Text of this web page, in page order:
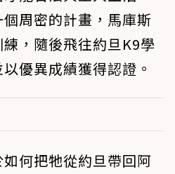
周密的計畫，馬庫斯
，隨後飛往約旦K9學
優異成績獲得認證。
何把牠從約旦帶回阿